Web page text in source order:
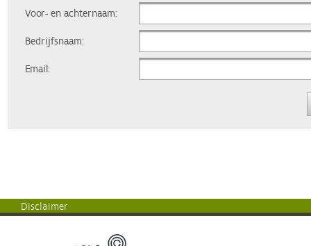
Voor- en achternaam:
Bedrijfsnaam:
Email:
Disclaimer